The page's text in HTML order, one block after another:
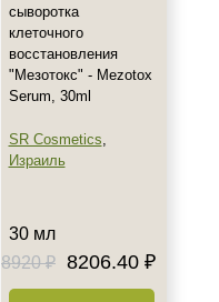
сыворотка
клеточного
восстановления
"Мезотокс" - Mezotox
Serum, 30ml
SR Cosmetics,
Израиль
30 мл
8920 ₽ 8206.40 ₽